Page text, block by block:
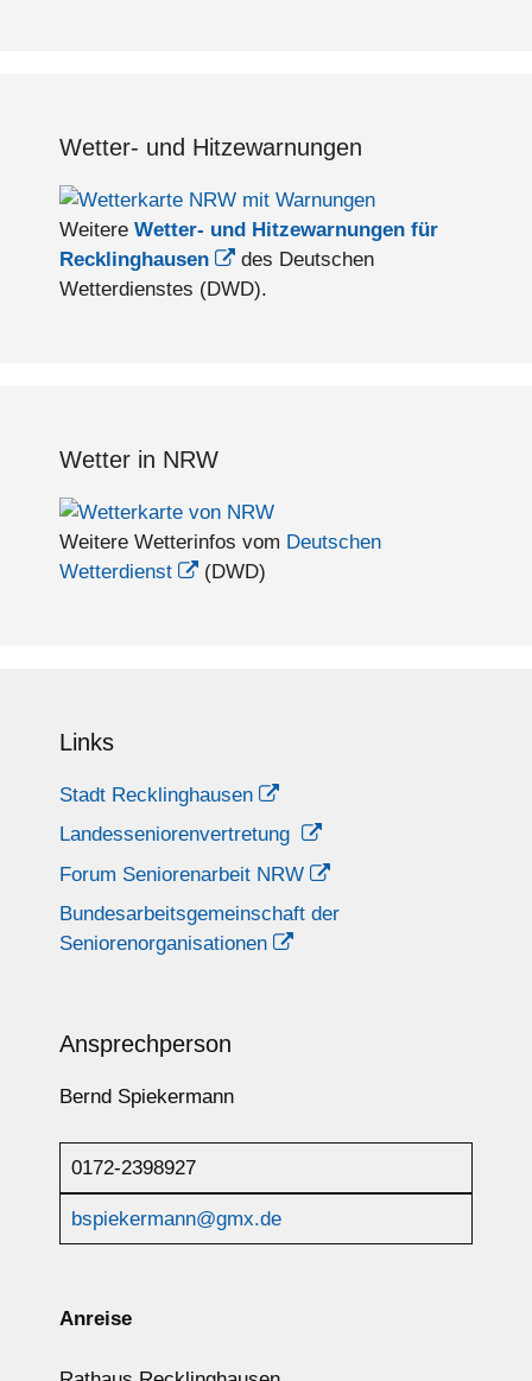
Wetter- und Hitzewarnungen
Weitere Wetter- und Hitzewarnungen für
Recklinghausen
des Deutschen
Wetterdienstes (DWD).
Wetter in NRW
Weitere Wetterinfos vom Deutschen
Wetterdienst
(DWD)
Links
Stadt Recklinghausen
Landesseniorenvertretung
Forum Seniorenarbeit NRW
Bundesarbeitsgemeinschaft der
Seniorenorganisationen
Ansprechperson
Bernd Spiekermann
0172-2398927
bspiekermann@gmx.de
Anreise